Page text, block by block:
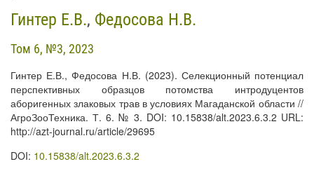
Гинтер Е.В., Федосова Н.В.
Том 6, №3, 2023
Гинтер Е.В., Федосова Н.В. (2023). Селекционный потенциал
перспективных образцов потомства интродуцентов
аборигенных злаковых трав в условиях Магаданской области //
АгроЗооТехника. Т. 6. № 3. DOI: 10.15838/alt.2023.6.3.2 URL:
http://azt-journal.ru/article/29695
DOI: 10.15838/alt.2023.6.3.2